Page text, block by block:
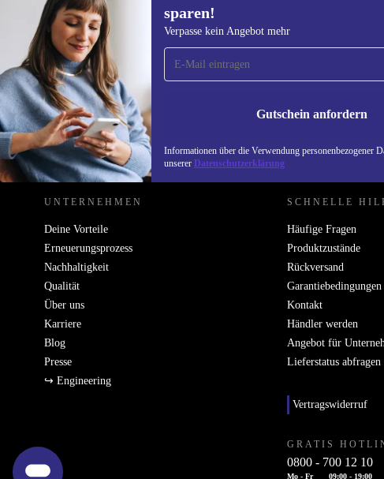
sparen!
Verpasse kein Angebot mehr
Gutschein anfordern
Informationen über die Verwendung personenbezogener
unserer Datenschutzerklärung
Erstmals zum Newsletter
anmelden, 15 € sparen!
Verpasse kein Angebot mehr.
Informationen über
REFURBED DEUTSCHLAND - RETHINK NEW.
UNTERNEHMEN
Deine Vorteile
Erneuerungsprozess
Nachhaltigkeit
Qualität
Über uns
Karriere
Blog
Presse
↪ Engineering
SCHNELLE
Häufige Fragen
Produktzustände
Rückversand
Garantiebedingungen
Kontakt
Händler werden
Angebot für
Lieferstatus abfragen
Vertragswiderruf
GRATIS
0800 - 700 12 10
Mo - Fr 09:00 - 19:00